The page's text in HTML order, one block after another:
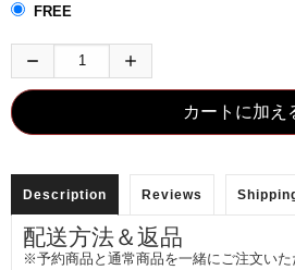
FREE
Description Reviews
配送方法＆返品
※予約商品と通常商品を一緒にご注文い